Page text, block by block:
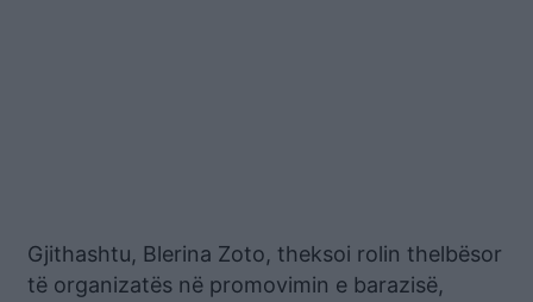
Gjithashtu, Blerina Zoto, theksoi rolin thelbësor
të organizatës në promovimin e barazisë,